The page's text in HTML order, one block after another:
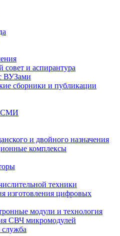
и аспирантура
ВУЗами
сборники и публикации
СМИ
и двойного назначения
комплексы
техники
изготовления цифровых
модули и технология
СВЧ микромодулей
служба